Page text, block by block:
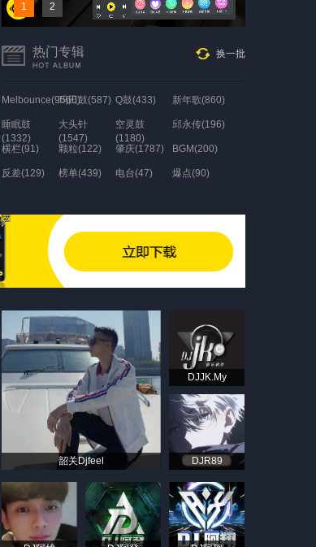
1 2
热门专辑 换一批
Melbounce(9560)玛田鼓(587) Q鼓(433) 新年歌(860)
睡眠鼓
(1332)
大头针
(1547)
空灵鼓
(1180)
邱永传(196)
横栏(91) 颗粒(122) 肇庆(1787) BGM(200)
反差(129) 榜单(439) 电台(47) 爆点(90)
韶关Djfeel
DJJK.My
DJR89